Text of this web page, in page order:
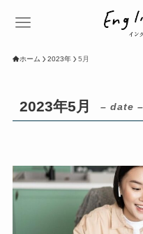
ホーム 2023年 5月
2023年5月 – date –